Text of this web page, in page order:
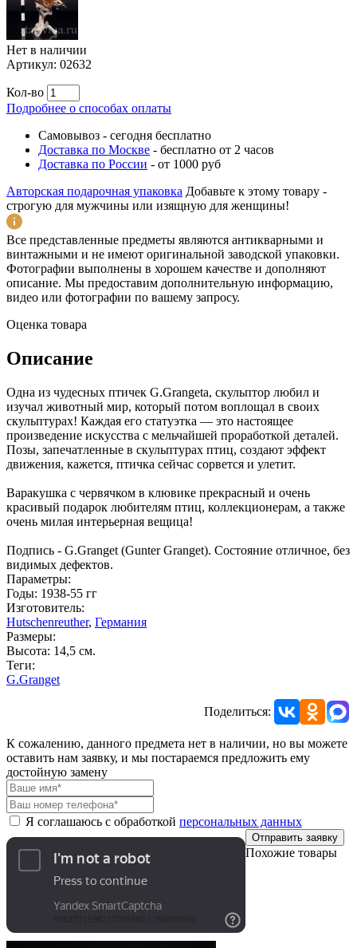
Нет в наличии
Артикул: 02632
Кол-во
Подробнее о способах оплаты
Самовывоз - сегодня бесплатно
Доставка по Москве - бесплатно от 2 часов
Доставка по России - от 1000 руб
Авторская подарочная упаковка Добавьте к этому товару -
строгую для мужчины или изящную для женщины!
Все представленные предметы являются антикварными и
винтажными и не имеют оригинальной заводской упаковки.
Фотографии выполнены в хорошем качестве и дополняют
описание. Мы предоставим дополнительную информацию,
видео или фотографии по вашему запросу.
Оценка товара
Описание
Одна из чудесных птичек G.Grangeta, скульптор любил и
изучал животный мир, который потом воплощал в своих
скульптурах! Каждая его статуэтка — это настоящее
произведение искусства с мельчайшей проработкой деталей.
Позы, запечатленные в скульптурах птиц, создают эффект
движения, кажется, птичка сейчас сорвется и улетит.
Варакушка с червячком в клювике прекрасный и очень
красивый подарок любителям птиц, коллекционерам, а также
очень милая интерьерная вещица!
Подпись - G.Granget (Gunter Granget). Состояние отличное, без
видимых дефектов.
Параметры:
Годы: 1938-55 гг
Изготовитель:
Hutschenreuther, Германия
Размеры:
Высота: 14,5 см.
Теги:
G.Granget
Поделиться:
К сожалению, данного предмета нет в наличии, но вы можете
оставить нам заявку, и мы постараемся предложить ему
достойную замену
Я соглашаюсь с обработкой персональных данных
Отправить заявку
Похожие товары